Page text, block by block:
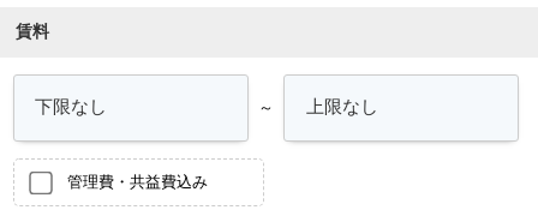
賃料
～
管理費・共益費込み